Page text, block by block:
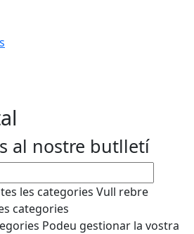
al nostre butlletí
les categories Vull rebre
categories
Podeu gestionar la vostra